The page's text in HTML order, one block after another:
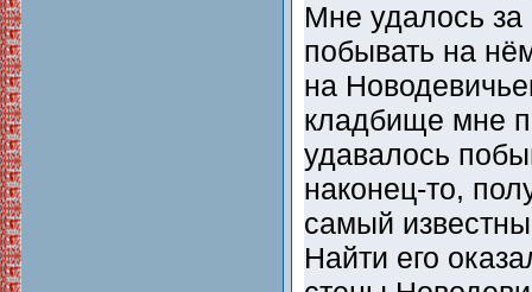
Мне удалось за
побывать на
на
кладбище мне
удавалось
наконец-то,
самый
Найти его